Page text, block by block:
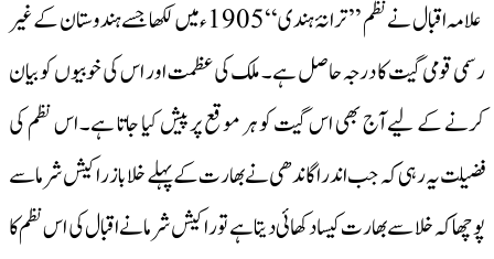
علامہ اقبال نے نظم ’’ترانۂ ہندی‘‘ 1905ء میں لکھا جسے ہندوستان کے غیر
رسمی قومی گیت کا درجہ حاصل ہے۔ ملک کی عظمت اور اس کی خوبیوں کو بیان
کرنے کے لیے آج بھی اس گیت کو ہر موقع پر پیش کیا جاتا ہے۔ اس نظم کی
فضیلت یہ رہی کہ جب اندراگاندھی نے بھارت کے پہلے خلاباز راکیش شرما سے
پوچھا کہ خلا سے بھارت کیسا دکھائی دیتا ہے تو راکیش شرما نے اقبال کی اس نظم کا